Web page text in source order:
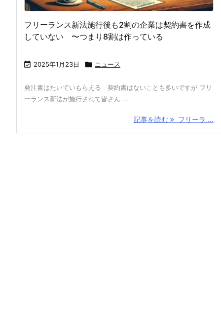
フリーランス新法施行後も2割の企業は契約書を作成
していない 〜つまり8割は作っている
 2025年1月23日  ニュース
発注書はたいていもらえる 契約書はないことも多いですが フリ
ーランス新法が施行されて皆さん ...
記事を読む フリーラ ...